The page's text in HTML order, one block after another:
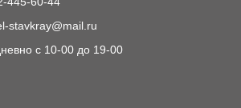
stavkray@mail.ru
с 10-00 до 19-00